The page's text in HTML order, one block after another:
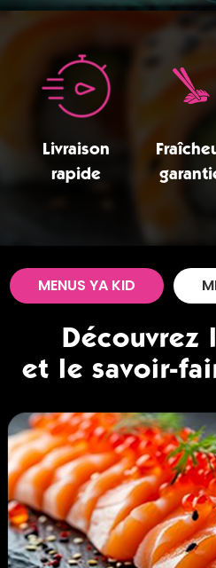
Livraison
rapide
MENUS YA KID
Découvrez
et le savoir-